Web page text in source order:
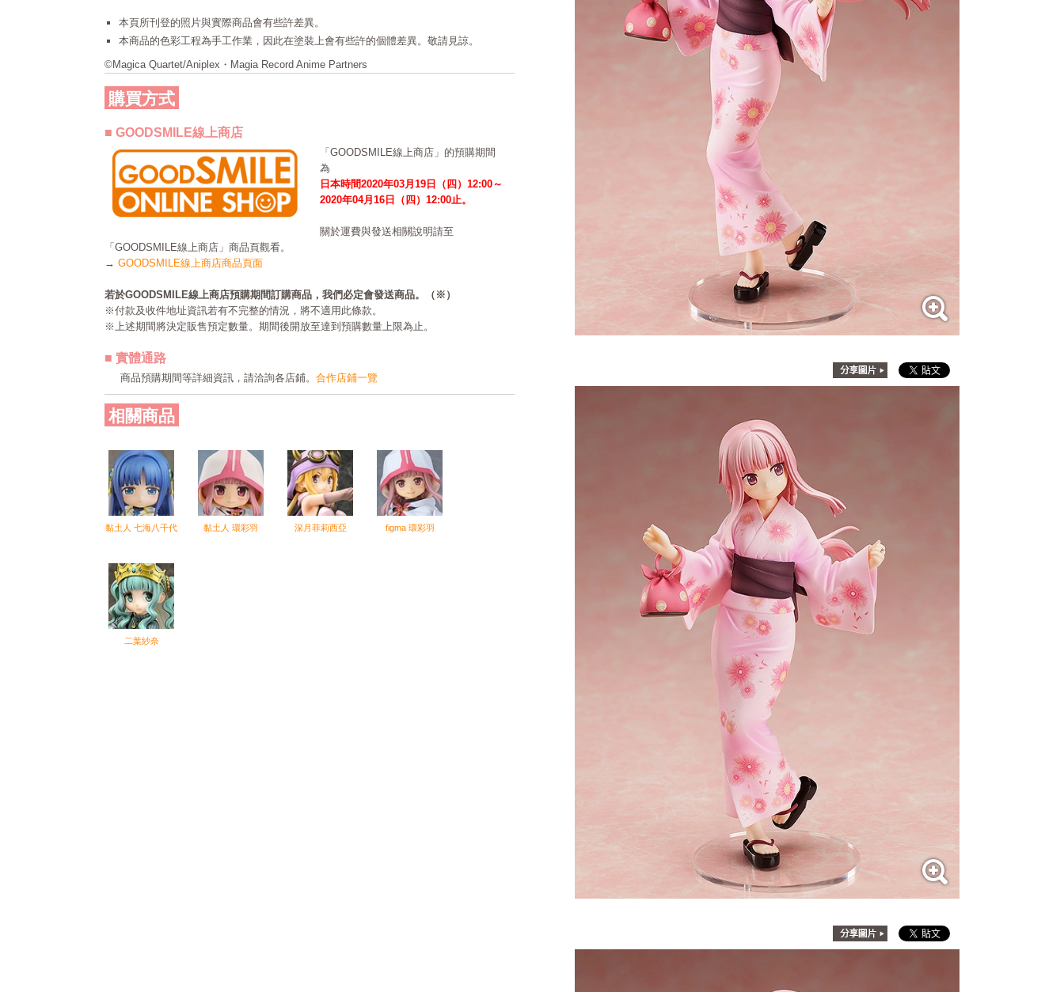
本頁所刊登的照片與實際商品會有些許差異。
本商品的色彩工程為手工作業，因此在塗裝上會有些許的個體差異。敬請見諒。
©Magica Quartet/Aniplex・Magia Record Anime Partners
購買方式
■ GOODSMILE線上商店
「GOODSMILE線上商店」的預購期間
為
日本時間2020年03月19日（四）12:00～
2020年04月16日（四）12:00止。
關於運費與發送相關說明請至
「GOODSMILE線上商店」商品頁觀看。
→ GOODSMILE線上商店商品頁面
若於GOODSMILE線上商店預購期間訂購商品，我們必定會發送商品。（※）
※付款及收件地址資訊若有不完整的情況，將不適用此條款。
※上述期間將決定販售預定數量。期間後開放至達到預購數量上限為止。
■ 實體通路
商品預購期間等詳細資訊，請洽詢各店鋪。 合作店鋪一覽
相關商品
黏土人 七海八千代 黏土人 環彩羽 深月菲莉西亞 figma 環彩羽
二葉紗奈